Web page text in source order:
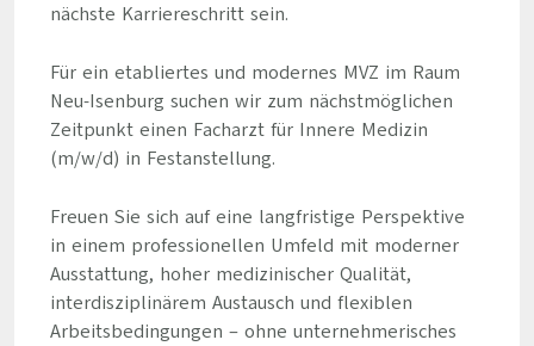
nächste Karriereschritt sein.
Für ein etabliertes und modernes MVZ im Raum
Neu-Isenburg suchen wir zum nächstmöglichen
Zeitpunkt einen Facharzt für Innere Medizin
(m/w/d) in Festanstellung.
Freuen Sie sich auf eine langfristige Perspektive
in einem professionellen Umfeld mit moderner
Ausstattung, hoher medizinischer Qualität,
interdisziplinärem Austausch und flexiblen
Arbeitsbedingungen – ohne unternehmerisches